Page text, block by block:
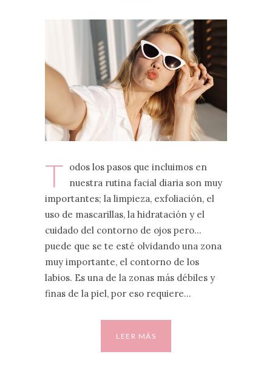
T odos los pasos que incluimos en
nuestra rutina facial diaria son muy
importantes; la limpieza, exfoliación, el
uso de mascarillas, la hidratación y el
cuidado del contorno de ojos pero…
puede que se te esté olvidando una zona
muy importante, el contorno de los
labios. Es una de la zonas más débiles y
finas de la piel, por eso requiere…
LEER MÁS